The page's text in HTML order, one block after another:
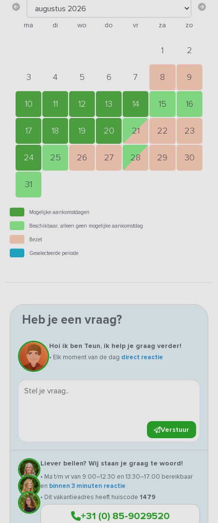
ma di wo do vr za zo
1 2
3 4 5 6 7 8 9
10 11 12 13 14 15 16
17 18 19 20 21 22 23
24 25 26 27 28 29 30
31
Mogelijke aankomstdagen
Beschikbaar, alleen geen mogelijke aankomstdag
Bezet
Geselecteerde periode
Heb je een vraag?
Hoi ik ben Teun, ik help je graag verder!
• Elk moment van de dag direct reactie
Verstuur
Liever bellen? Wij staan je graag te woord!
• Ma t/m vr van 9:00–12:30 en 13:30–17:00 bereikbaar
en binnen 3 minuten reactie
• Dit vakantieadres heeft huiscode 1479
+31 (0) 85-9029520